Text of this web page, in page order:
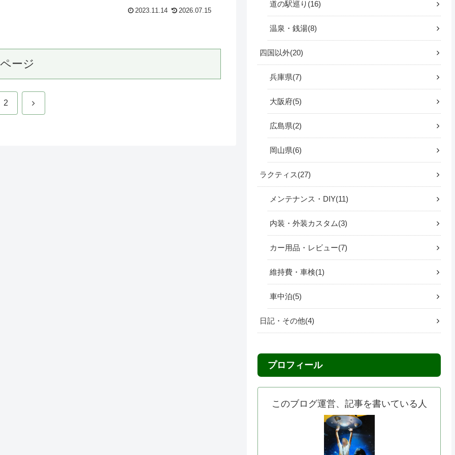
2023.11.14 2026.07.15
ージ
2 次
道の駅巡り 16
温泉・銭湯 8
四国以外 20
兵庫県 7
大阪府 5
広島県 2
岡山県 6
ラクティス 27
メンテナンス・DIY 11
内装・外装カスタム 3
カー用品・レビュー 7
維持費・車検 1
車中泊 5
日記・その他 4
プロフィール
このブログ運営、記事を書いている人